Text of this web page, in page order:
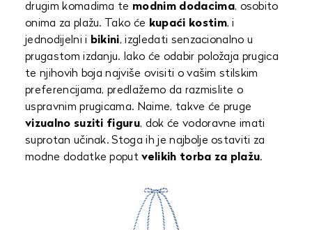
drugim komadima te modnim dodacima, osobito
onima za plažu. Tako će kupaći kostim, i
jednodijelni i bikini, izgledati senzacionalno u
prugastom izdanju. Iako će odabir položaja prugica
te njihovih boja najviše ovisiti o vašim stilskim
preferencijama, predlažemo da razmislite o
uspravnim prugicama. Naime, takve će pruge
vizualno suziti figuru, dok će vodoravne imati
suprotan učinak. Stoga ih je najbolje ostaviti za
modne dodatke poputvelikih torba za plažu.